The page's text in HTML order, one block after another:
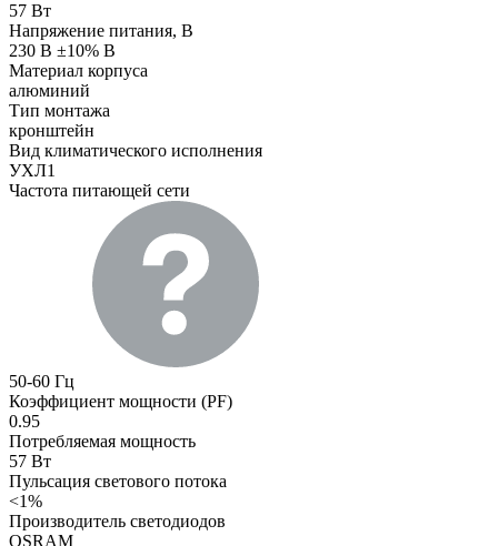
57 Вт
Напряжение питания, В
230 В ±10% В
Материал корпуса
алюминий
Тип монтажа
кронштейн
Вид климатического исполнения
УХЛ1
Частота питающей сети
50-60 Гц
Коэффициент мощности (PF)
0.95
Потребляемая мощность
57 Вт
Пульсация светового потока
<1%
Производитель светодиодов
OSRAM